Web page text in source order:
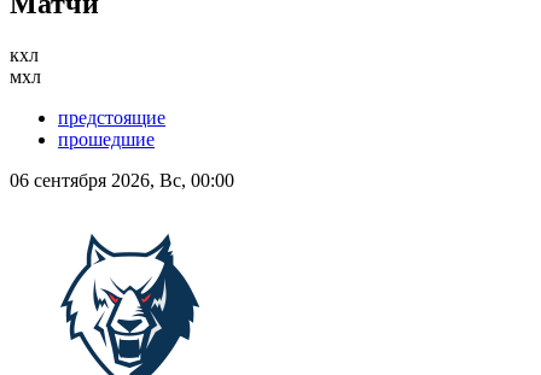
кхл
мхл
предстоящие
прошедшие
06 сентября 2026, Вс, 00:00